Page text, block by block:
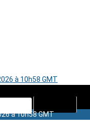
à 10h58 GMT
à 10h58 GMT